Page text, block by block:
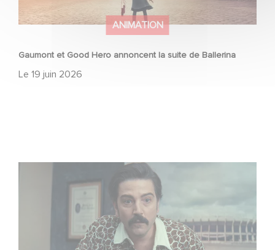
ANIMATION
Gaumont et Good Hero annoncent la suite de Ballerina
Le 19 juin 2026
Mexico 86, est à retrouver dès maintenant sur Netflix